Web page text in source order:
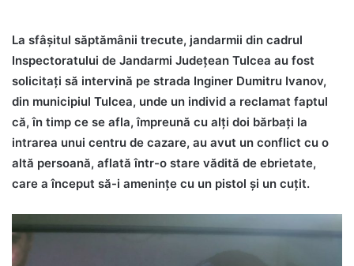
La sfâşitul săptămânii trecute, jandarmii din cadrul
Inspectoratului de Jandarmi Județean Tulcea au fost
solicitați să intervină pe strada Inginer Dumitru Ivanov,
din municipiul Tulcea, unde un individ a reclamat faptul
că, în timp ce se afla, împreună cu alți doi bărbați la
intrarea unui centru de cazare, au avut un conflict cu o
altă persoană, aflată într-o stare vădită de ebrietate,
care a început să-i amenințe cu un pistol și un cuțit.